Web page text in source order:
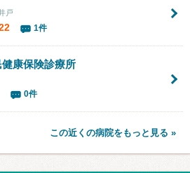
戸
1件
康保険診療所
0件
この近くの病院をもっと見る »